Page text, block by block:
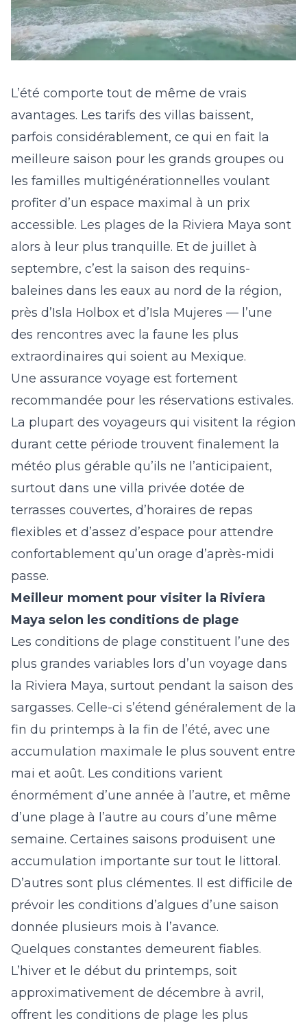
L’été comporte tout de même de vrais
avantages. Les tarifs des villas baissent,
parfois considérablement, ce qui en fait la
meilleure saison pour les grands groupes ou
les familles multigénérationnelles voulant
profiter d’un espace maximal à un prix
accessible. Les plages de la Riviera Maya sont
alors à leur plus tranquille. Et de juillet à
septembre, c’est la saison des requins-
baleines dans les eaux au nord de la région,
près d’Isla Holbox et d’Isla Mujeres — l’une
des rencontres avec la faune les plus
extraordinaires qui soient au Mexique.
Une assurance voyage est fortement
recommandée pour les réservations estivales.
La plupart des voyageurs qui visitent la région
durant cette période trouvent finalement la
météo plus gérable qu’ils ne l’anticipaient,
surtout dans une villa privée dotée de
terrasses couvertes, d’horaires de repas
flexibles et d’assez d’espace pour attendre
confortablement qu’un orage d’après-midi
passe.
Meilleur moment pour visiter la Riviera
Maya selon les conditions de plage
Les conditions de plage constituent l’une des
plus grandes variables lors d’un voyage dans
la Riviera Maya, surtout pendant la saison des
sargasses. Celle-ci s’étend généralement de la
fin du printemps à la fin de l’été, avec une
accumulation maximale le plus souvent entre
mai et août. Les conditions varient
énormément d’une année à l’autre, et même
d’une plage à l’autre au cours d’une même
semaine. Certaines saisons produisent une
accumulation importante sur tout le littoral.
D’autres sont plus clémentes. Il est difficile de
prévoir les conditions d’algues d’une saison
donnée plusieurs mois à l’avance.
Quelques constantes demeurent fiables.
L’hiver et le début du printemps, soit
approximativement de décembre à avril,
offrent les conditions de plage les plus